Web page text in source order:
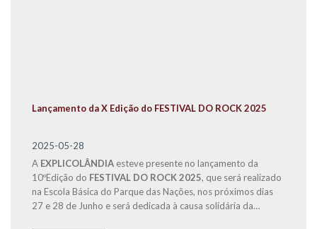
Lançamento da X Edição do FESTIVAL DO ROCK 2025
2025-05-28
A EXPLICOLÂNDIA esteve presente no lançamento da
10ºEdição do FESTIVAL DO ROCK 2025, que será realizado
na Escola Básica do Parque das Nações, nos próximos dias
27 e 28 de Junho e será dedicada à causa solidária da